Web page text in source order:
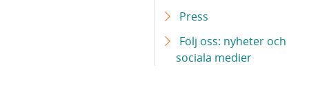
Press
Följ oss: nyheter och
sociala medier